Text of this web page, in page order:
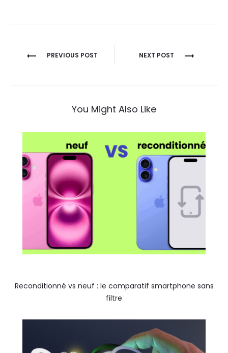
Navigation
PREVIOUS POST NEXT POST
You Might Also Like
Reconditionné vs neuf : le comparatif smartphone sans
filtre